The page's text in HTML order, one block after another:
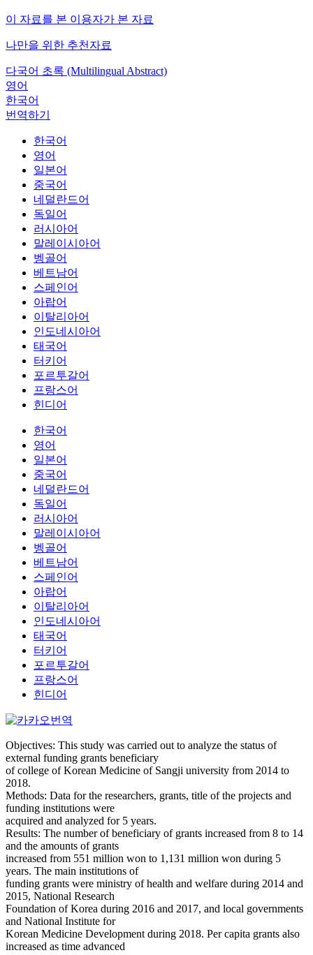
이 자료를 본 이용자가 본 자료
나만을 위한 추천자료
다국어 초록 (Multilingual Abstract)
영어
한국어
번역하기
한국어
영어
일본어
중국어
네덜란드어
독일어
러시아어
말레이시아어
벵골어
베트남어
스페인어
아랍어
이탈리아어
인도네시아어
태국어
터키어
포르투갈어
프랑스어
힌디어
한국어
영어
일본어
중국어
네덜란드어
독일어
러시아어
말레이시아어
벵골어
베트남어
스페인어
아랍어
이탈리아어
인도네시아어
태국어
터키어
포르투갈어
프랑스어
힌디어
Objectives: This study was carried out to analyze the status of
external funding grants beneficiary
of college of Korean Medicine of Sangji university from 2014 to
2018.
Methods: Data for the researchers, grants, title of the projects and
funding institutions were
acquired and analyzed for 5 years.
Results: The number of beneficiary of grants increased from 8 to 14
and the amounts of grants
increased from 551 million won to 1,131 million won during 5
years. The main institutions of
funding grants were ministry of health and welfare during 2014 and
2015, National Research
Foundation of Korea during 2016 and 2017, and local governments
and National Institute for
Korean Medicine Development during 2018. Per capita grants also
increased as time advanced